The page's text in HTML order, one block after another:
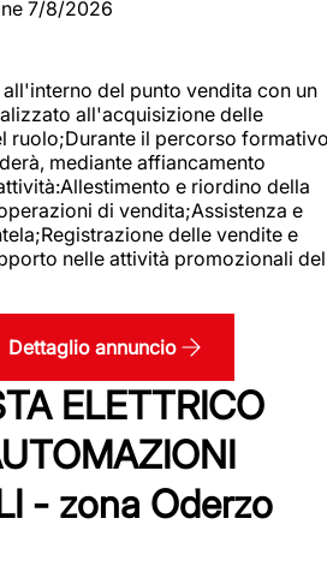
7/8/2026
del punto vendita con un
all'acquisizione delle
ruolo;Durante il percorso
mediante affiancamento
e riordino della
di vendita;Assistenza e
delle vendite e
nelle attività promozionali del
Dettaglio annuncio
ELETTRICO
- zona Oderzo